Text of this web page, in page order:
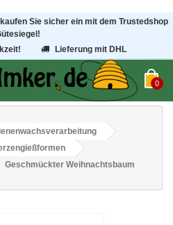
Sie sicher ein mit dem Trustedshop
Lieferung mit DHL
0
Geschmückter Weihnachtsbaum